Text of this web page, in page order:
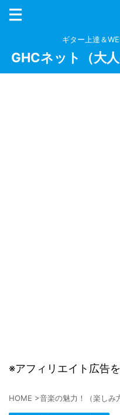
ギター上達＆
GHCネット（大
※アフィリエイト広告
HOME >音楽の魅力！（楽しみ